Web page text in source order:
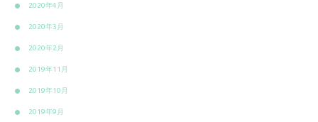
2020年4月
2020年3月
2020年2月
2019年11月
2019年10月
2019年9月